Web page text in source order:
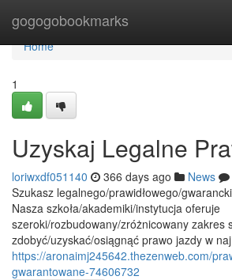
gogogobookmarks
Home
Home
1
Uzyskaj Legalne
loriwxdf051140 366 days ago News
Szukasz legalnego/prawidłowego/
Nasza szkoła/akademiki/instytucja oferuje
szeroki/rozbudowany/zróżnicowany zakres
zdobyć/uzyskać/osiągnąć prawo jazdy w naj
https://aronaimj245642.thezenweb.com/
gwarantowane-74606732